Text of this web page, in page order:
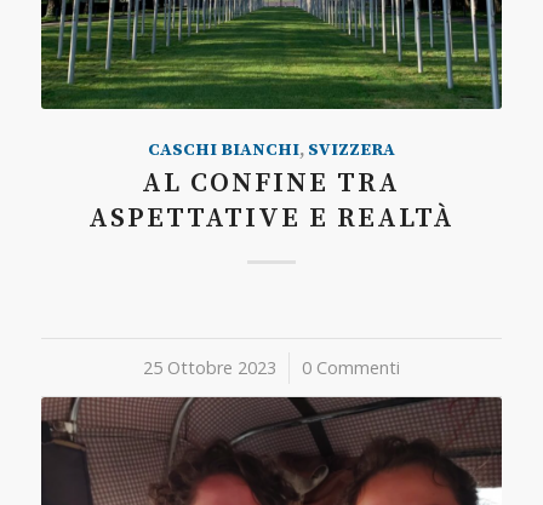
CASCHI BIANCHI, SVIZZERA
AL CONFINE TRA
ASPETTATIVE E REALTÀ
25 Ottobre 2023
/ 0 Commenti